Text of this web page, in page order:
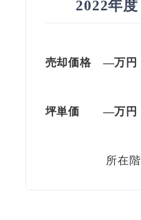
2022年
売却価格 —万
坪単価 —万円
所在